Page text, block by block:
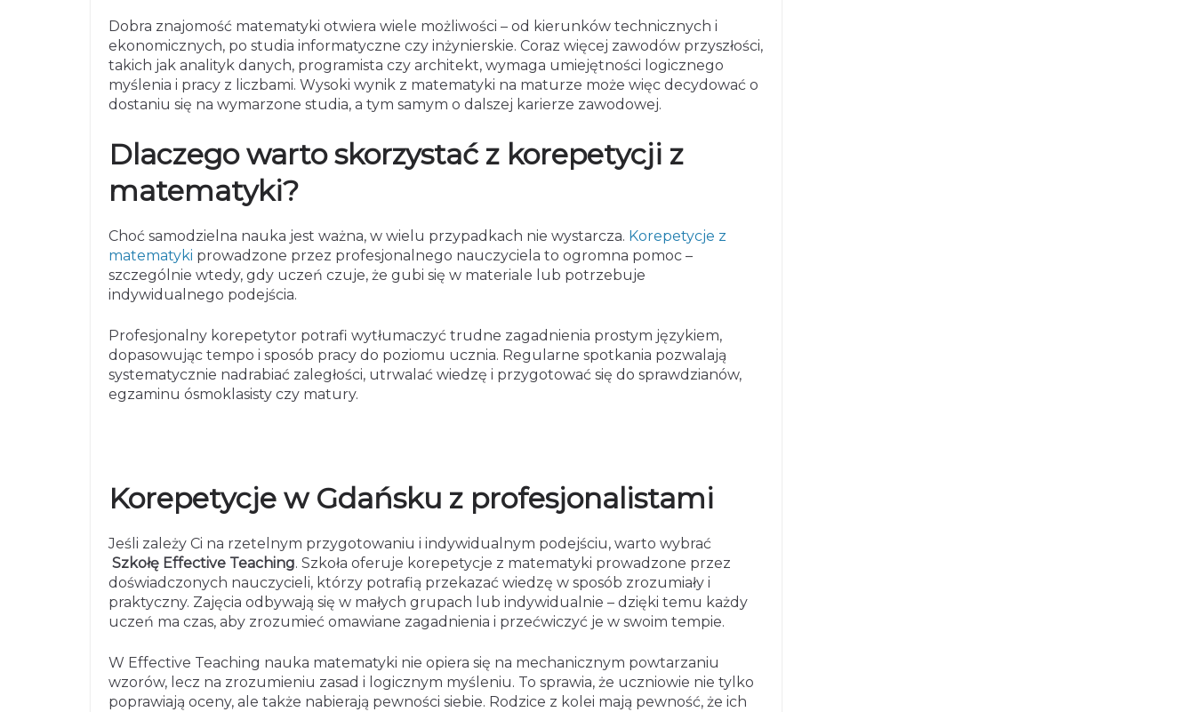
Dobra znajomość matematyki otwiera wiele możliwości – od kierunków technicznych i
ekonomicznych, po studia informatyczne czy inżynierskie. Coraz więcej zawodów przyszłości,
takich jak analityk danych, programista czy architekt, wymaga umiejętności logicznego
myślenia i pracy z liczbami. Wysoki wynik z matematyki na maturze może więc decydować o
dostaniu się na wymarzone studia, a tym samym o dalszej karierze zawodowej.
Dlaczego warto skorzystać z korepetycji z
matematyki?
Choć samodzielna nauka jest ważna, w wielu przypadkach nie wystarcza. Korepetycje z
matematyki prowadzone przez profesjonalnego nauczyciela to ogromna pomoc –
szczególnie wtedy, gdy uczeń czuje, że gubi się w materiale lub potrzebuje
indywidualnego podejścia.
Profesjonalny korepetytor potrafi wytłumaczyć trudne zagadnienia prostym językiem,
dopasowując tempo i sposób pracy do poziomu ucznia. Regularne spotkania pozwalają
systematycznie nadrabiać zaległości, utrwalać wiedzę i przygotować się do sprawdzianów,
egzaminu ósmoklasisty czy matury.
Korepetycje w Gdańsku z profesjonalistami
Jeśli zależy Ci na rzetelnym przygotowaniu i indywidualnym podejściu, warto wybrać
Szkołę Effective Teaching. Szkoła oferuje korepetycje z matematyki prowadzone przez
doświadczonych nauczycieli, którzy potrafią przekazać wiedzę w sposób zrozumiały i
praktyczny. Zajęcia odbywają się w małych grupach lub indywidualnie – dzięki temu każdy
uczeń ma czas, aby zrozumieć omawiane zagadnienia i przećwiczyć je w swoim tempie.
W Effective Teaching nauka matematyki nie opiera się na mechanicznym powtarzaniu
wzorów, lecz na zrozumieniu zasad i logicznym myśleniu. To sprawia, że uczniowie nie tylko
poprawiają oceny, ale także nabierają pewności siebie. Rodzice z kolei mają pewność, że ich